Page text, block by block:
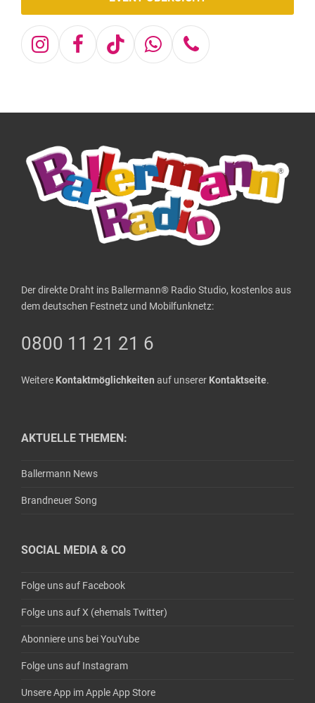
Instagram
Facebook
TiktokWhatsapp
Telefon
Der direkte Draht ins Ballermann® Radio Studio, kostenlos aus
dem deutschen Festnetz und Mobilfunknetz:
0800 11 21 21 6
Weitere Kontaktmöglichkeiten auf unserer Kontaktseite.
AKTUELLE THEMEN:
Ballermann News
Brandneuer Song
SOCIAL MEDIA & CO
Folge uns auf Facebook
Folge uns auf X (ehemals Twitter)
Abonniere uns bei YouYube
Folge uns auf Instagram
Unsere App im Apple App Store